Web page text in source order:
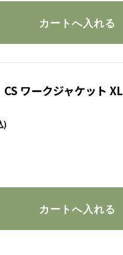
CS ワークジャケット XL
)